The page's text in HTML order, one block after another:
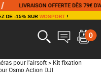
LIVRAISON OFFERTE DÈS 79€ D'ACHAT
DE -15% SUR WOSPORT!
0
pour l'airsoft > Kit fixation
Osmo Action DJI